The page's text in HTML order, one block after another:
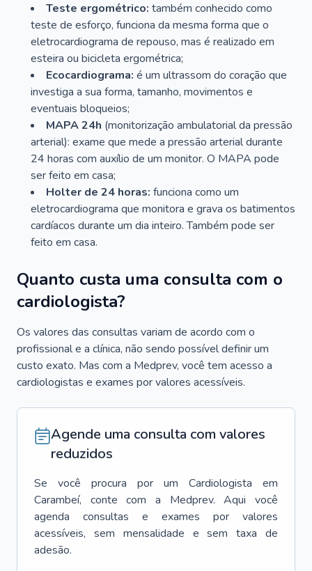
Teste ergométrico: também conhecido como
teste de esforço, funciona da mesma forma que o
eletrocardiograma de repouso, mas é realizado em
esteira ou bicicleta ergométrica;
Ecocardiograma: é um ultrassom do coração que
investiga a sua forma, tamanho, movimentos e
eventuais bloqueios;
MAPA 24h (monitorização ambulatorial da pressão
arterial): exame que mede a pressão arterial durante
24 horas com auxílio de um monitor. O MAPA pode
ser feito em casa;
Holter de 24 horas: funciona como um
eletrocardiograma que monitora e grava os batimentos
cardíacos durante um dia inteiro. Também pode ser
feito em casa.
Quanto custa uma consulta com o
cardiologista?
Os valores das consultas variam de acordo com o
profissional e a clínica, não sendo possível definir um
custo exato. Mas com a Medprev, você tem acesso a
cardiologistas e exames por valores acessíveis.
Agende uma consulta com valores
reduzidos
Se você procura por um Cardiologista
em
Carambeí, conte com a Medprev. Aqui você
agenda consultas e exames por valores
acessíveis, sem mensalidade e sem taxa de
adesão.